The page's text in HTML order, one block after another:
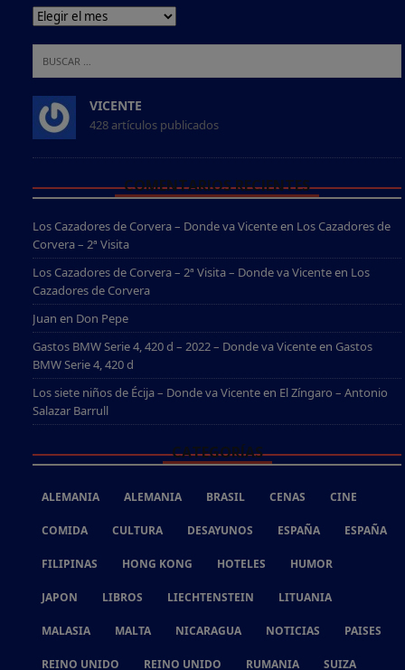
VICENTE
428 artículos publicados
COMENTARIOS RECIENTES
Los Cazadores de Corvera – Donde va Vicenteen Los Cazadores de
Corvera – 2ª Visita
Los Cazadores de Corvera – 2ª Visita – Donde va Vicenteen Los
Cazadores de Corvera
Juan en Don Pepe
Gastos BMW Serie 4, 420 d – 2022 – Donde va Vicenteen Gastos
BMW Serie 4, 420 d
Los siete niños de Écija – Donde va Vicenteen El Zíngaro – Antonio
Salazar Barrull
CATEGORÍAS
ALEMANIA ALEMANIA BRASIL CENAS CINE
COMIDA CULTURA DESAYUNOS ESPAÑA ESPAÑA
FILIPINAS HONG KONG HOTELES HUMOR
JAPON LIBROS LIECHTENSTEIN LITUANIA
MALASIA MALTA NICARAGUA NOTICIAS PAISES
REINO UNIDO REINO UNIDO RUMANIA SUIZA